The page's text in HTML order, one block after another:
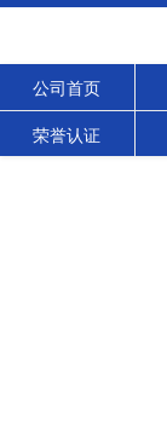
公司首页
荣誉认证